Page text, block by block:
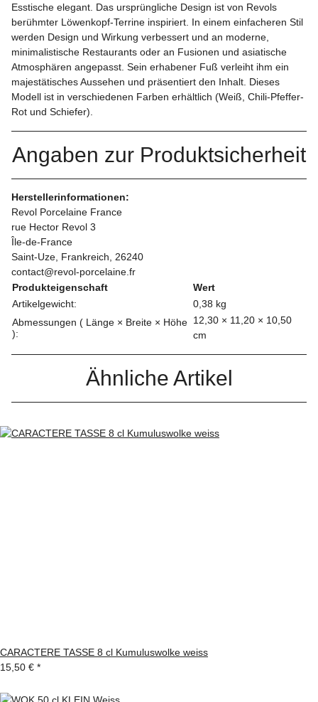
Esstische elegant. Das ursprüngliche Design ist von Revols
berühmter Löwenkopf-Terrine inspiriert. In einem einfacheren Stil
werden Design und Wirkung verbessert und an moderne,
minimalistische Restaurants oder an Fusionen und asiatische
Atmosphären angepasst. Sein erhabener Fuß verleiht ihm ein
majestätisches Aussehen und präsentiert den Inhalt. Dieses
Modell ist in verschiedenen Farben erhältlich (Weiß, Chili-Pfeffer-
Rot und Schiefer).
Angaben zur Produktsicherheit
Herstellerinformationen:
Revol Porcelaine France
rue Hector Revol 3
Île-de-France
Saint-Uze, Frankreich, 26240
contact@revol-porcelaine.fr
Produkteigenschaft
Wert
Artikelgewicht:
0,38 kg
Abmessungen ( Länge × Breite × Höhe
):
12,30 × 11,20 × 10,50
cm
Ähnliche Artikel
CARACTERE TASSE 8 cl Kumuluswolke weiss
15,50 € *